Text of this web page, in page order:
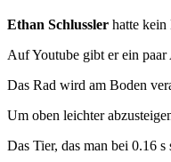
Ethan Schlussler hatte kein
Auf Youtube gibt er ein
Das Rad wird am Boden
Um oben leichter
Das Tier, das man bei 0.16